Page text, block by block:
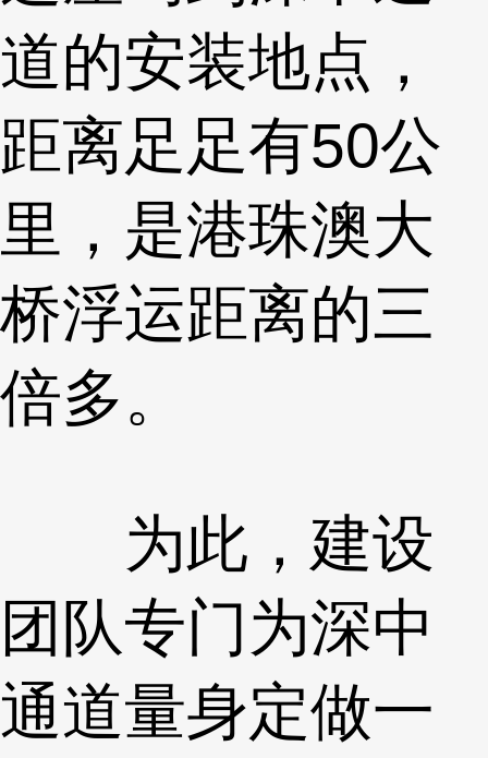
道的安装地点，
距离足足有50公
里，是港珠澳大
桥浮运距离的三
倍多。
为此，建设
团队专门为深中
通道量身定做一